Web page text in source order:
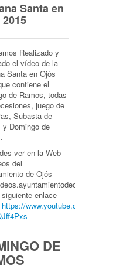
Santa en
Realizado y
el vídeo de la
Santa en Ojós
contiene el
de Ramos, todas
juego de
Subasta de
y Domingo de
ver en la Web
del
de Ojós
enlace
https://www.youtube.com/watch?
DE